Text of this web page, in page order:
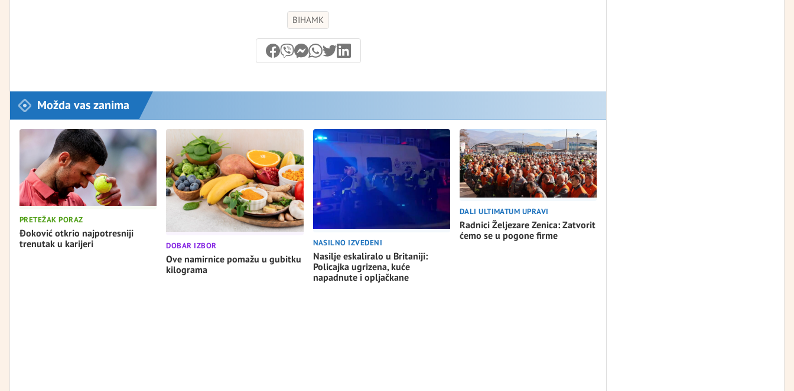
BIHAMK
Možda vas zanima
PRETEŽAK PORAZ
Đoković otkrio najpotresniji
trenutak u karijeri
DOBAR IZBOR
Ove namirnice pomažu u gubitku
kilograma
NASILNO IZVEDENI
Nasilje eskaliralo u Britaniji:
Policajka ugrizena, kuće
napadnute i opljačkane
DALI ULTIMATUM UPRAVI
Radnici Željezare Zenica: Zatvorit
ćemo se u pogone firme